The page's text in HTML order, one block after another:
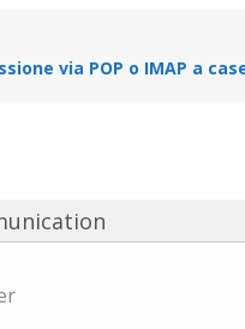
via POP o IMAP a